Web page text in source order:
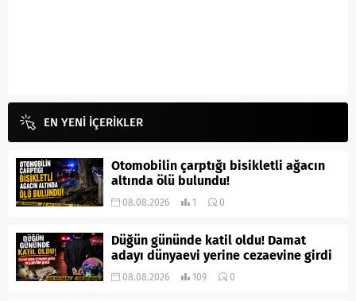
EN YENİ İÇERİKLER
Otomobilin çarptığı bisikletli ağacın
altında ölü bulundu!
08.08.2026 1 0
Düğün gününde katil oldu! Damat
adayı dünyaevi yerine cezaevine girdi
08.08.2026 109 0